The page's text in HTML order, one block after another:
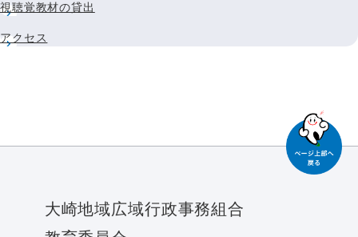
視聴覚教材の貸出
アクセス
大崎地域広域行政事務組合